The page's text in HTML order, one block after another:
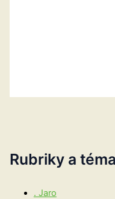
Rubriky a
. Jaro